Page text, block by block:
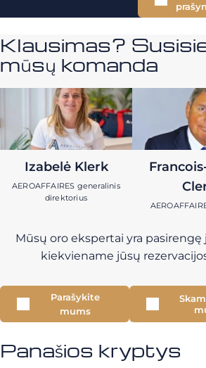
Klausimas?
mūsų komanda
Izabelė Klerk
AEROAFFAIRES generalinis
direktorius
Mūsų oro ekspertai yra
kiekviename jūsų
Parašykite
mums
Panašios kryptys